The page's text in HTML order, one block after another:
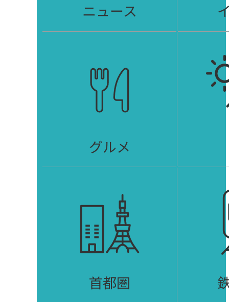
ニュース
グルメ
首都圏